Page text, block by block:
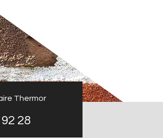
Thermor
28